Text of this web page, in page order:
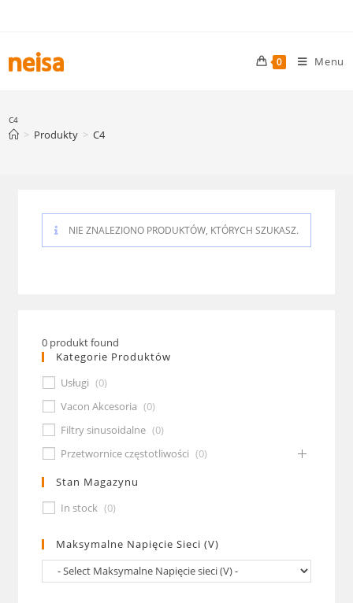
content
0 Menu
C4
> Produkty > C4
NIE ZNALEZIONO PRODUKTÓW, KTÓRYCH SZUKASZ.
0 produkt found
Kategorie Produktów
Usługi (0)
Vacon Akcesoria (0)
Filtry sinusoidalne (0)
Przetwornice częstotliwości (0)
Stan Magazynu
In stock (0)
Maksymalne Napięcie Sieci (V)